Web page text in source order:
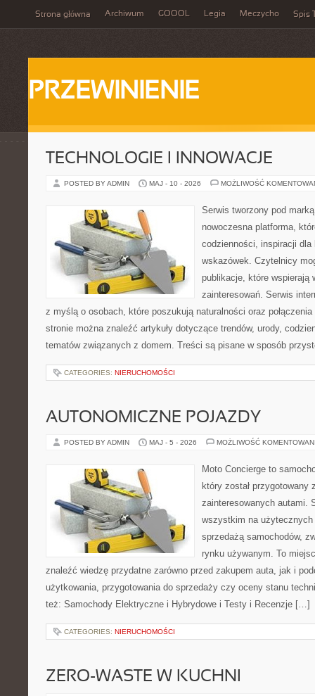
Strona główna Archiwum GOOOL Legia Meczycho Spis
PRZEWINIENIE
TECHNOLOGIE I INNOWACJE
POSTED BY ADMIN MAJ - 10 - 2026 MOŻLIWOŚĆ
Serwis tworzony pod
nowoczesna platforma,
codzienności, inspiracji
wskazówek. Czytelnicy
publikacje, które wspierają
zainteresowań. Serwis
z myślą o osobach, które poszukują naturalności oraz
stronie można znaleźć artykuły dotyczące trendów, urody,
tematów związanych z domem. Treści są pisane w sposób
CATEGORIES: NIERUCHOMOŚCI
AUTONOMICZNE POJAZDY
POSTED BY ADMIN MAJ - 5 - 2026 MOŻLIWOŚĆ
Moto Concierge to
który został przygotowany
zainteresowanych autami.
wszystkim na
sprzedażą samochodów,
rynku używanym. To
znaleźć wiedzę przydatne zarówno przed zakupem auta, jak i
użytkowania, przygotowania do sprzedaży czy oceny stanu
też: Samochody Elektryczne i Hybrydowe i Testy i Recenzje […]
CATEGORIES: NIERUCHOMOŚCI
ZERO-WASTE W KUCHNI